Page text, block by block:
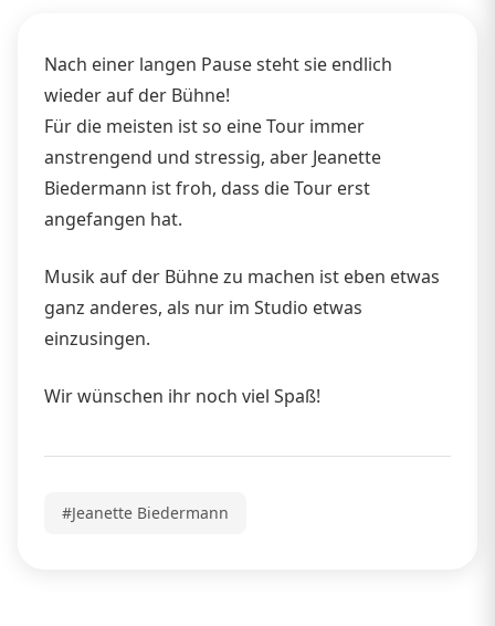
Nach einer langen Pause steht sie endlich
wieder auf der Bühne!
Für die meisten ist so eine Tour immer
anstrengend und stressig, aber Jeanette
Biedermann ist froh, dass die Tour erst
angefangen hat.
Musik auf der Bühne zu machen ist eben etwas
ganz anderes, als nur im Studio etwas
einzusingen.
Wir wünschen ihr noch viel Spaß!
#Jeanette Biedermann